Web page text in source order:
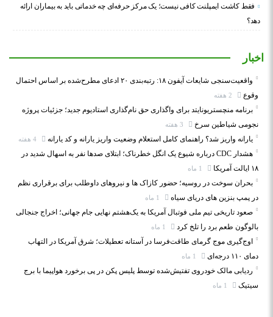
فقط کاشت ایمپلنت کافی نیست؛ یک مرکز حرفه‌ای چه خدماتی باید به بیماران ارائه
دهد؟
اخبار
واقعیت‌سنجی شایعات آیفون ۱۸: رتبه‌بندی ۲۰ ادعای مطرح‌شده بر اساس احتمال
وقوع
برنامه منچستریونایتد برای واگذاری حق نام‌گذاری استادیوم جدید؛ جزئیات پروژه
نجومی شیاطین سرخ
یارانه واریز شد؟ راهنمای کامل استعلام وضعیت واریز یارانه و کد یارانه
هشدار CDC درباره شیوع یک انگل خطرناک؛ ابتلای صدها نفر به اسهال شدید در
۱۸ ایالت آمریکا
بحران سوخت در روسیه؛ حضور کازاک‌ ها و نیروهای داوطلب برای برقراری نظم
در پمپ بنزین‌ های دریای سیاه
صعود تاریخی تیم ملی فوتبال آمریکا به یک‌هشتم نهایی جام جهانی؛ اخراج جنجالی
بالوگون طعم برد را تلخ کرد
اوج‌گیری موج گرمای طاقت‌فرسا در آستانه تعطیلات؛ شرق آمریکا در التهاب
دمای ۱۱۰ درجه‌ای
ردیابی مالک خودروی تفتیش‌شده توسط پلیس پکن در پی برخورد هواپیما با برج
سیتیک